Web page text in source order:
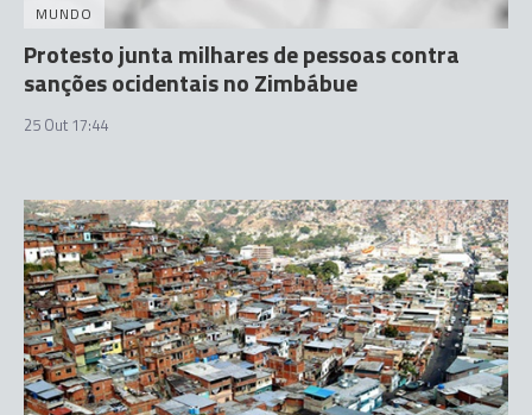
MUNDO
Protesto junta milhares de pessoas contra
sanções ocidentais no Zimbábue
25 Out 17:44